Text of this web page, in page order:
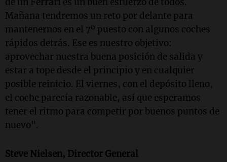
Mañana tendremos un reto por delante para
mantenernos en el 7º puesto con algunos coches
rápidos detrás. Ese es nuestro objetivo:
aprovechar nuestra buena posición de salida y
estar a tope desde el principio y en cualquier
posible reinicio. El viernes, con el depósito lleno,
el coche parecía razonable, así que esperamos
tener el ritmo para competir por buenos puntos de
nuevo".
Steve Nielsen, Director General